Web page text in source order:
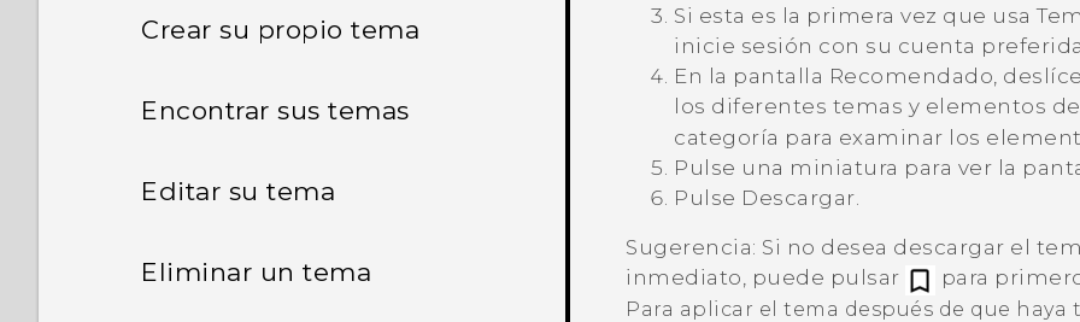
Crear su propio tema
Encontrar sus temas
Editar su tema
Eliminar un tema
Si esta es la primera vez que usa
inicie sesión con su cuenta
En la pantalla Recomendado,
los diferentes temas y elementos
categoría para examinar los
Pulse una miniatura para ver la
Pulse Descargar.
Sugerencia: Si no desea descargar el
inmediato, puede pulsar
para
Para aplicar el tema después de que